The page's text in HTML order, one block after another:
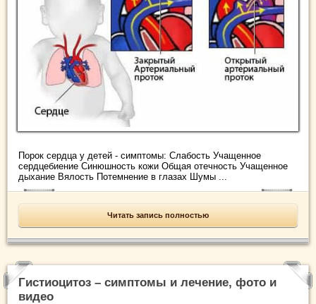
Порок сердца у детей - симптомы: Слабость Учащенное
сердцебиение Синюшность кожи Общая отечность Учащенное
дыхание Вялость Потемнение в глазах Шумы ...
Читать запись полностью
Гистиоцитоз – симптомы и лечение, фото и
видео